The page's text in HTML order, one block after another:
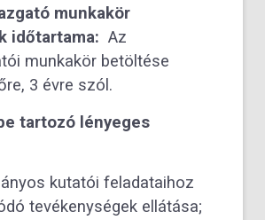
munkakör
időtartama: Az
munkakör betöltése
3 évre szól.
tartozó lényeges
kutatói feladataihoz
tevékenységek ellátása;